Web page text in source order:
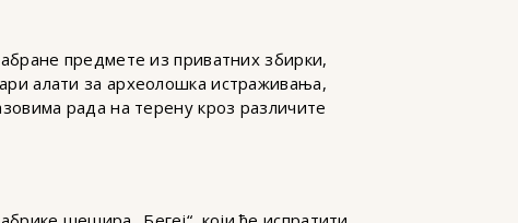
предмете из приватних збирки,
алати за археолошка истраживања,
рада на терену кроз различите